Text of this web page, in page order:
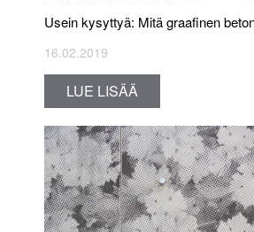
Usein kysyttyä: Mitä graafinen
16.02.2019
LUE LISÄÄ